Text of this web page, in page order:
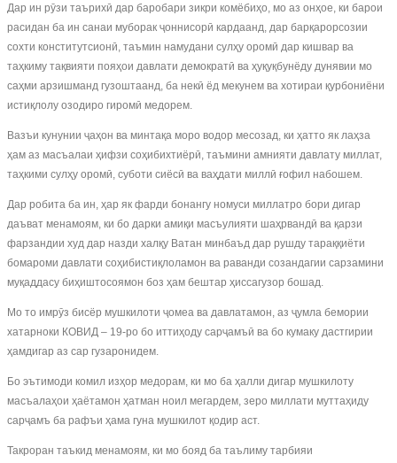
Дар ин рӯзи таърихӣ дар баробари зикри комёбиҳо, мо аз онҳое, ки барои
расидан ба ин санаи муборак ҷоннисорӣ кардаанд, дар барқарорсозии
сохти конститутсионӣ, таъмин намудани сулҳу оромӣ дар кишвар ва
таҳкиму тақвияти пояҳои давлати демократӣ ва ҳуқуқбунёду дунявии мо
саҳми арзишманд гузоштаанд, ба некӣ ёд мекунем ва хотираи қурбониёни
истиқлолу озодиро гиромӣ медорем.
Вазъи кунунии ҷаҳон ва минтақа моро водор месозад, ки ҳатто як лаҳза
ҳам аз масъалаи ҳифзи соҳибихтиёрӣ, таъмини амнияти давлату миллат,
таҳкими сулҳу оромӣ, суботи сиёсӣ ва ваҳдати миллӣ ғофил набошем.
Дар робита ба ин, ҳар як фарди бонангу номуси миллатро бори дигар
даъват менамоям, ки бо дарки амиқи масъулияти шаҳрвандӣ ва қарзи
фарзандии худ дар назди халқу Ватан минбаъд дар рушду тараққиёти
бомароми давлати соҳибистиқлоламон ва раванди созандагии сарзамини
муқаддасу биҳиштосоямон боз ҳам бештар ҳиссагузор бошад.
Мо то имрӯз бисёр мушкилоти ҷомеа ва давлатамон, аз ҷумла бемории
хатарноки КОВИД – 19-ро бо иттиҳоду сарҷамъӣ ва бо кумаку дастгирии
ҳамдигар аз сар гузаронидем.
Бо эътимоди комил изҳор медорам, ки мо ба ҳалли дигар мушкилоту
масъалаҳои ҳаётамон ҳатман ноил мегардем, зеро миллати муттаҳиду
сарҷамъ ба рафъи ҳама гуна мушкилот қодир аст.
Такроран таъкид менамоям, ки мо бояд ба таълиму тарбияи